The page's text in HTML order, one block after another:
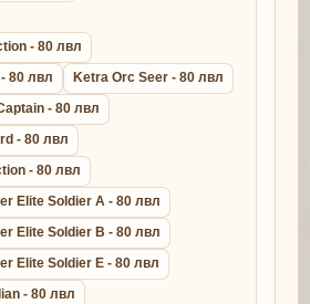
- 80 лвл
80 лвл
Ketra Orc Seer - 80 лвл
- 80 лвл
- 80 лвл
- 80 лвл
Elite Soldier A - 80 лвл
Elite Soldier B - 80 лвл
Elite Soldier E - 80 лвл
- 80 лвл